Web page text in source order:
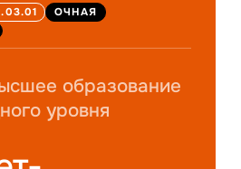
ОЧНАЯ
образование
уровня